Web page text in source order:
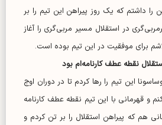
را داشتم که یک روز پیراهن این تیم را بر
در استقلال مسیر مربی‌گری را آغاز
برای موفقیت در این تیم بوده است.
نقطه عطف کارنامه‌ام بود
این تیم را رها کردم تا در دوران اوج
و قهرمانی با این تیم نقطه عطف کارنامه
هم که پیراهن استقلال را بر تن کردم و